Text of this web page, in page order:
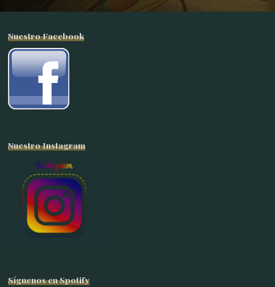
Nuestro Facebook
Nuestro Instagram
Síguenos en Spotify